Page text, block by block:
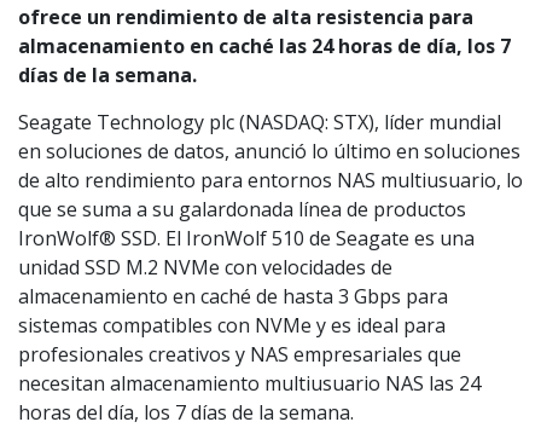
ofrece un rendimiento de alta resistencia para
almacenamiento en caché las 24 horas de día, los 7
días de la semana.
Seagate Technology plc (NASDAQ: STX), líder mundial
en soluciones de datos, anunció lo último en soluciones
de alto rendimiento para entornos NAS multiusuario, lo
que se suma a su galardonada línea de productos
IronWolf® SSD. El IronWolf 510 de Seagate es una
unidad SSD M.2 NVMe con velocidades de
almacenamiento en caché de hasta 3 Gbps para
sistemas compatibles con NVMe y es ideal para
profesionales creativos y NAS empresariales que
necesitan almacenamiento multiusuario NAS las 24
horas del día, los 7 días de la semana.